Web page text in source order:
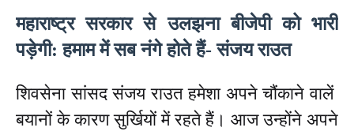
महाराष्ट्र सरकार से उलझना बीजेपी को भारी
पड़ेगी: हमाम में सब नंगे होते हैं- संजय राउत
शिवसेना सांसद संजय राउत हमेशा अपने चौंकाने वालें
बयानों के कारण सुर्खियों में रहते हैं। आज उन्होंने अपने